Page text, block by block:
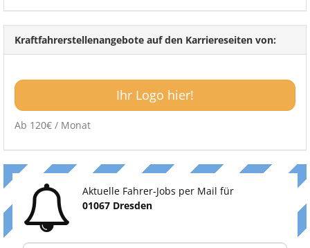
Kraftfahrerstellenangebote auf den Karriereseiten von:
Ihr Logo hier!
Ab 120€ / Monat
Aktuelle Fahrer-Jobs per Mail für
01067 Dresden